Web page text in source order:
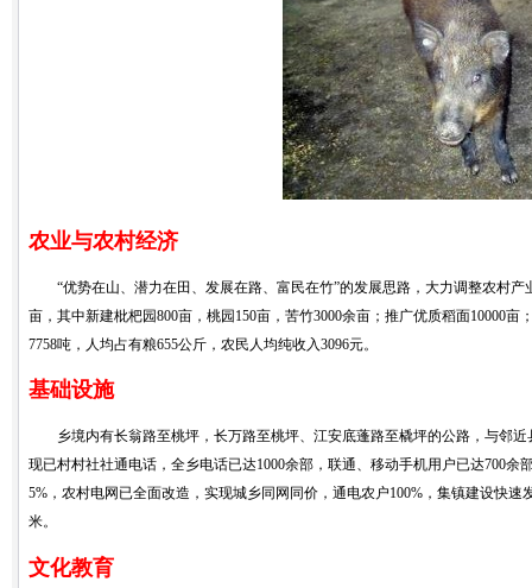
农业与农村经济
“优势在山、潜力在田、发展在路、富民在竹”的发展思路，大力调整农村产
亩，其中新建枇杷园800亩，桃园150亩，苦竹3000余亩；推广优质稻面10000
7758吨，人均占有粮655公斤，农民人均纯收入3096元。
基础设施
乡境内有长翁路至桃坪，长万路至桃坪、江安底蓬路至橇坪的公路，与邻近
现已村村社社通电话，全乡电话已达1000余部，联通、移动手机用户已达700
5%，农村电网已全面改造，实现城乡同网同价，通电农户100%，集镇建设快
米。
文化教育